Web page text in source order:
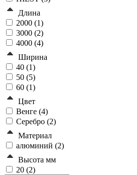
Длина
2000 (1)
3000 (2)
4000 (4)
Ширина
40 (1)
50 (5)
60 (1)
Цвет
Венге (4)
Серебро (2)
Материал
алюминий (2)
Высота мм
20 (2)